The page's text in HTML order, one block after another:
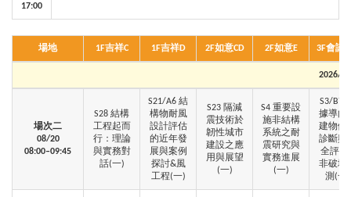
17:00
場地 1F吉祥C 1F吉祥D 2F如意CD 2F如意E 3F會議
2026/
場次二
08/20
08:00–09:45
S28 結構
工程起而
行：理論
與實務對
話(一)
S21/A6 結
構物耐風
設計評估
的近年發
展與案例
探討&風
工程(一)
S23 隔減
震技術於
韌性城市
建設之應
用與展望
(一)
S4 重要設
施非結構
系統之耐
震研究與
實務進展
(一)
S3/B7
據導向
建物健
診斷與
全評估
非破壞
測(一)